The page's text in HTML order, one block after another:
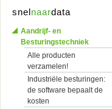
snelnaardata
Aandrijf- en
Besturingstechniek
Alle producten
verzamelen!
Industriële besturingen:
de software bepaalt de
kosten